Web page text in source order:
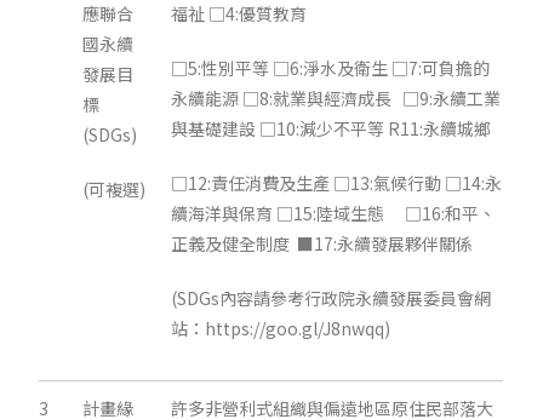
應聯合
國永續
發展目
標
(SDGs)
(可複選)
福祉 □4:優質教育
□5:性別平等 □6:淨水及衛生 □7:可負擔的
永續能源 □8:就業與經濟成長 □9:永續工業
與基礎建設 □10:減少不平等 R11:永續城鄉
□12:責任消費及生產 □13:氣候行動 □14:永
續海洋與保育 □15:陸域生態 □16:和平、
正義及健全制度 ■17:永續發展夥伴關係
(SDGs內容請參考行政院永續發展委員會網
站：https://goo.gl/J8nwqq)
3
計畫緣
許多非營利式組織與偏遠地區原住民部落大